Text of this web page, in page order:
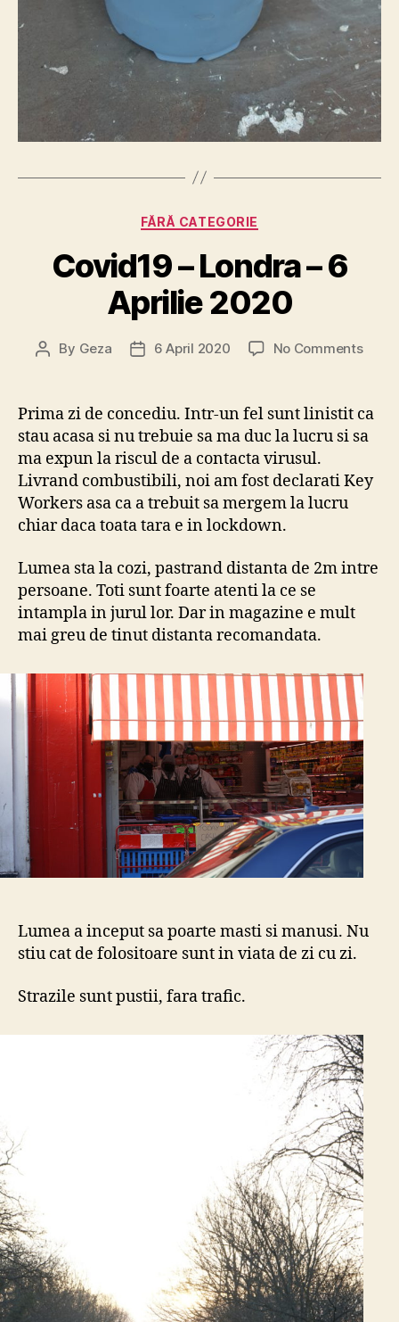
Categories
FĂRĂ CATEGORIE
Covid19 – Londra – 6
Aprilie 2020
Post
By Geza
Post6 April 2020 No Commentson
6
2020
Prima zi de concediu. Intr-un fel sunt linistit ca
stau acasa si nu trebuie sa ma duc la lucru si sa
ma expun la riscul de a contacta virusul.
Livrand combustibili, noi am fost declarati Key
Workers asa ca a trebuit sa mergem la lucru
chiar daca toata tara e in lockdown.
Lumea sta la cozi, pastrand distanta de 2m intre
persoane. Toti sunt foarte atenti la ce se
intampla in jurul lor. Dar in magazine e mult
mai greu de tinut distanta recomandata.
Lumea a inceput sa poarte masti si manusi. Nu
stiu cat de folositoare sunt in viata de zi cu zi.
Strazile sunt pustii, fara trafic.